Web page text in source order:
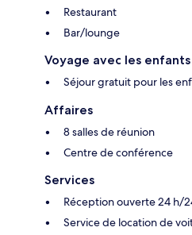
Restaurant
Bar/lounge
Voyage avec les enfants
Séjour gratuit pour les
Affaires
8 salles de réunion
Centre de conférence
Services
Réception ouverte 24 h/
Service de location de